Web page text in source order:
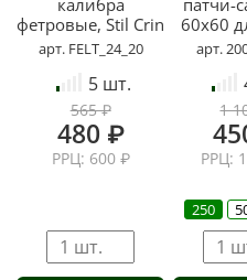
калибра
фетровые, Stil Crin
арт. FELT_24_20
5 шт.
565 ₽
480 ₽
РРЦ: 600 ₽
патчи-
60x60
Cal.,
арт.
1
РРЦ:
250